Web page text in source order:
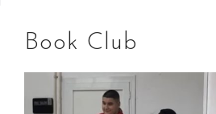
Book Club